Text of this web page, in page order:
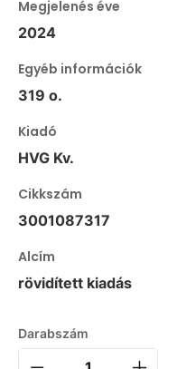
Megjelenés éve
2024
Egyéb információk
319 o.
Kiadó
HVG Kv.
Cikkszám
3001087317
Alcím
rövidített kiadás
Darabszám